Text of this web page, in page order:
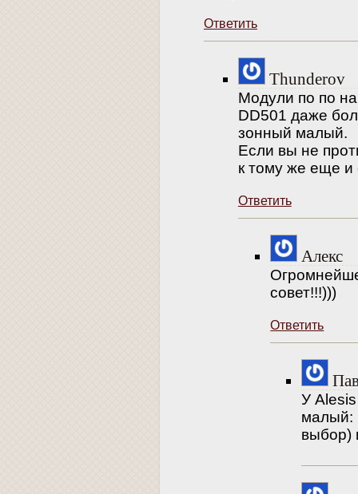
Ответить
Thunderov
Модули по по
DD501 даже
зонный малый.
Если вы не
к тому же еще и
Ответить
Алекс
совет!!!)))
Ответить
У
малый:
выбор)